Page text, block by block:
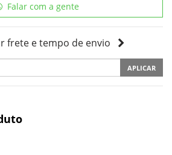
Falar com a gente
frete e tempo de envio
APLICAR